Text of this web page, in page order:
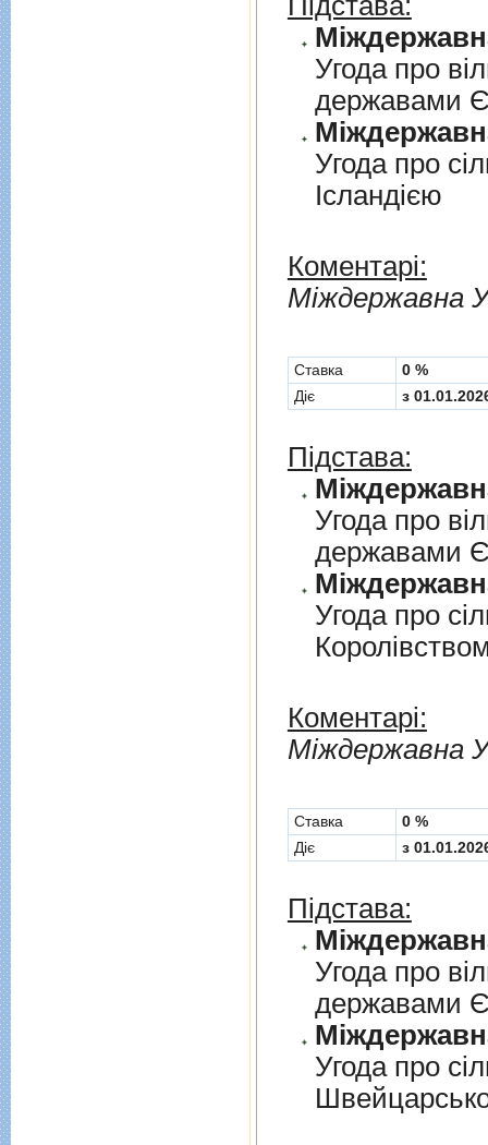
Угода про
державами
Угода про
Iсландiєю
Коментарі:
Мiждержавна
Cтавка
0 %
Діє
з
Підстава:
Угода про
державами
Угода про
Коментарі:
Мiждержавна
Cтавка
0 %
Діє
з
Підстава:
Угода про
державами
Угода про